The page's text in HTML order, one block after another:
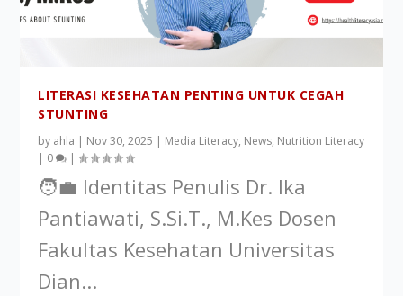
LITERASI KESEHATAN PENTING UNTUK CEGAH
STUNTING
by ahla | Nov 30, 2025 | Media Literacy, News, Nutrition Literacy
| 0 |
🧑‍💼 Identitas Penulis Dr. Ika
Pantiawati, S.Si.T., M.Kes Dosen
Fakultas Kesehatan Universitas
Dian...